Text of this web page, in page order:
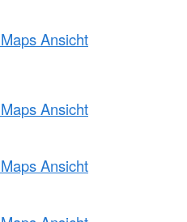
Ansicht
Ansicht
Ansicht